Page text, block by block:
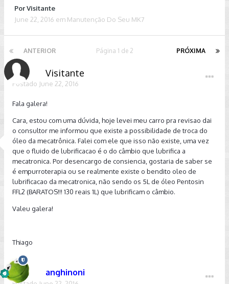
Por Visitante
June 22, 2016 em Manutenção Do Seu MK7
ANTERIOR PRÓXIMA
Página 1 de 2
Visitante
Postado June 22, 2016
Fala galera!
Cara, estou com uma dúvida, hoje levei meu carro pra revisao dai
o consultor me informou que existe a possibilidade de troca do
óleo da mecatrônica. Falei com ele que isso não existe, uma vez
que o fluido de lubrificacao é o do câmbio que lubrifica a
mecatronica. Por desencargo de consiencia, gostaria de saber se
é empurroterapia ou se realmente existe o bendito oleo de
lubrificacao da mecatronica, não sendo os 5L de óleo Pentosin
FFL2 (BARATOS!!! 130 reais 1L) que lubrificam o câmbio.
Valeu galera!
Thiago
anghinoni